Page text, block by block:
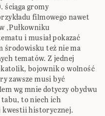
ściąga gromy
filmowego nawet
‚Pułkowniku
i musiał pokazać
środowisku też nie ma
tematów. Z jednej
bojownik o wolność
zawsze musi być
wg mnie dotyczy obydwu
to niech ich
kwestii historycznej.